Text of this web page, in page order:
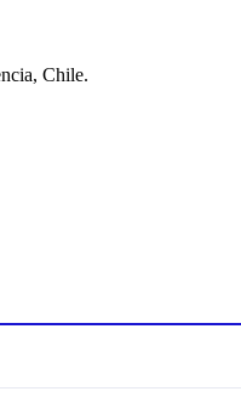
Chile.